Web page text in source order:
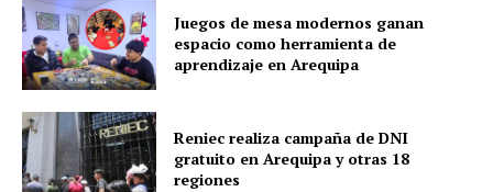
Juegos de mesa modernos ganan
espacio como herramienta de
aprendizaje en Arequipa
Reniec realiza campaña de DNI
gratuito en Arequipa y otras 18
regiones